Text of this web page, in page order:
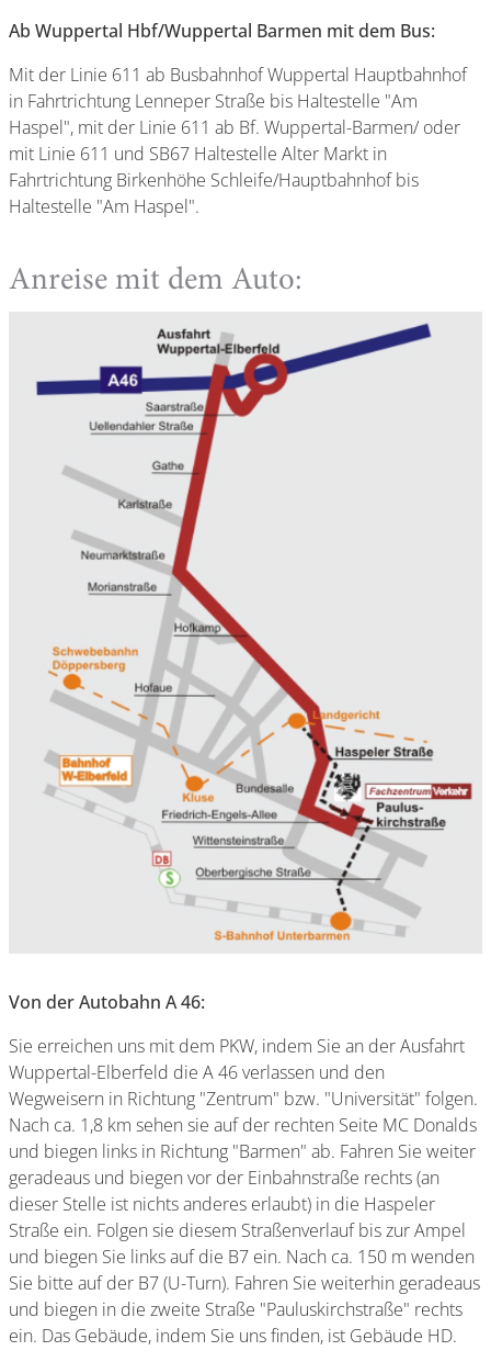
Ab Wuppertal Hbf/Wuppertal Barmen mit dem Bus:
Mit der Linie 611 ab Busbahnhof Wuppertal Hauptbahnhof
in Fahrtrichtung Lenneper Straße bis Haltestelle "Am
Haspel", mit der Linie 611 ab Bf. Wuppertal-Barmen/ oder
mit Linie 611 und SB67 Haltestelle Alter Markt in
Fahrtrichtung Birkenhöhe Schleife/Hauptbahnhof bis
Haltestelle "Am Haspel".
Anreise mit dem Auto:
Von der Autobahn A 46:
Sie erreichen uns mit dem PKW, indem Sie an der Ausfahrt
Wuppertal-Elberfeld die A 46 verlassen und den
Wegweisern in Richtung "Zentrum" bzw. "Universität" folgen.
Nach ca. 1,8 km sehen sie auf der rechten Seite MC Donalds
und biegen links in Richtung "Barmen" ab. Fahren Sie weiter
geradeaus und biegen vor der Einbahnstraße rechts (an
dieser Stelle ist nichts anderes erlaubt) in die Haspeler
Straße ein. Folgen sie diesem Straßenverlauf bis zur Ampel
und biegen Sie links auf die B7 ein. Nach ca. 150 m wenden
Sie bitte auf der B7 (U-Turn). Fahren Sie weiterhin geradeaus
und biegen in die zweite Straße "Pauluskirchstraße" rechts
ein. Das Gebäude, indem Sie uns finden, ist Gebäude HD.